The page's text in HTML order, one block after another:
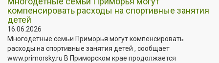
компенсировать расходы на спортивные занятия
детей
16.06.2026
Многодетные семьи Приморья могут компенсировать
расходы на спортивные занятия детей , сообщает
www.primorsky.ru В Приморском крае продолжается